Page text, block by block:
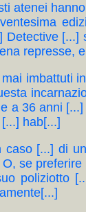
atenei
represse,
imbattuti
a 36 anni
hab[...]
[...] di
se
poliziotto